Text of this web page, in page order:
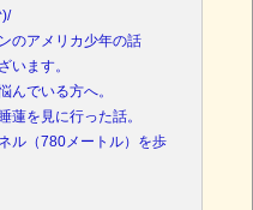
のアメリカ少年の話
います。
んでいる方へ。
蓮を見に行った話。
ル（780メートル）を歩